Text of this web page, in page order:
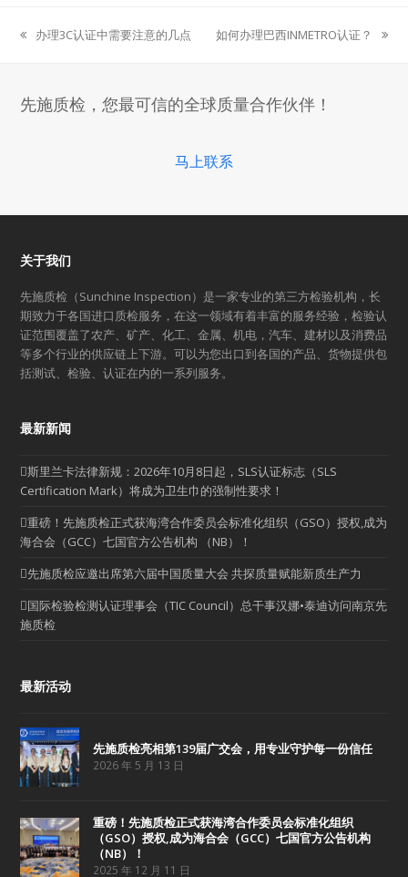
previous
办理3C认证中需要注意的几点
next
如何办理巴西INMETRO认证？
先施质检，您最可信的全球质量合作伙伴！
马上联系
关于我们
先施质检（Sunchine Inspection）是一家专业的第三方检验机构，长
期致力于各国进口质检服务，在这一领域有着丰富的服务经验，检验认
证范围覆盖了农产、矿产、化工、金属、机电，汽车、建材以及消费品
等多个行业的供应链上下游。可以为您出口到各国的产品、货物提供包
括测试、检验、认证在内的一系列服务。
最新新闻
斯里兰卡法律新规：2026年10月8日起，SLS认证标志（SLS
Certification Mark）将成为卫生巾的强制性要求！
重磅！先施质检正式获海湾合作委员会标准化组织（GSO）授权,成为
海合会（GCC）七国官方公告机构 （NB）！
先施质检应邀出席第六届中国质量大会 共探质量赋能新质生产力
国际检验检测认证理事会（TIC Council）总干事汉娜•泰迪访问南京先
施质检
最新活动
先施质检亮相第139届广交会，用专业守护每一份信任
2026 年 5 月 13 日
重磅！先施质检正式获海湾合作委员会标准化组织
（GSO）授权,成为海合会（GCC）七国官方公告机构
（NB）！
2025 年 12 月 11 日